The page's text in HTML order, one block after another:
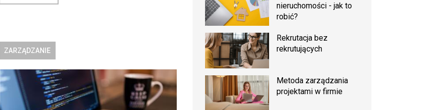
ZARZĄDZANIE
nieruchomości - jak to
robić?
Rekrutacja bez
rekrutujących
Metoda zarządzania
projektami w firmie